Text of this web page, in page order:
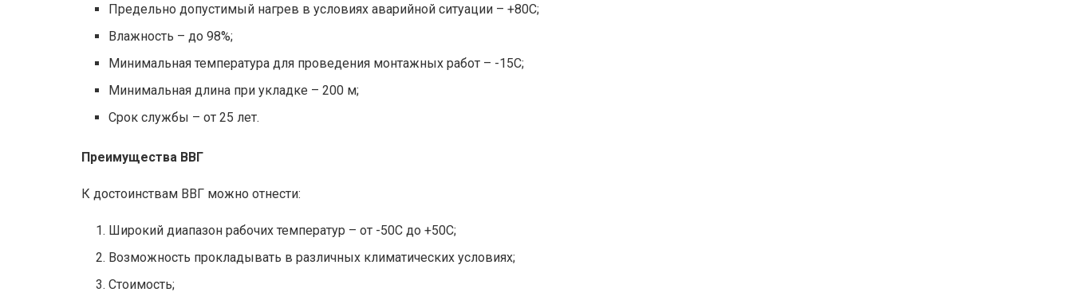
Предельно допустимый нагрев в условиях аварийной ситуации – +80С;
Влажность – до 98%;
Минимальная температура для проведения монтажных работ – -15С;
Минимальная длина при укладке – 200 м;
Срок службы – от 25 лет.
Преимущества ВВГ
К достоинствам ВВГ можно отнести:
Широкий диапазон рабочих температур – от -50С до +50С;
Возможность прокладывать в различных климатических условиях;
Стоимость;